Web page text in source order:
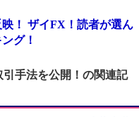
！ ザイFX！読者が選ん
グ！
手法を公開！の関連記